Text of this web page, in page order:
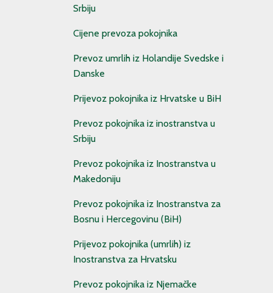
Srbiju
Cijene prevoza pokojnika
Prevoz umrlih iz Holandije Svedske i
Danske
Prijevoz pokojnika iz Hrvatske u BiH
Prevoz pokojnika iz inostranstva u
Srbiju
Prevoz pokojnika iz Inostranstva u
Makedoniju
Prevoz pokojnika iz Inostranstva za
Bosnu i Hercegovinu (BiH)
Prijevoz pokojnika (umrlih) iz
Inostranstva za Hrvatsku
Prevoz pokojnika iz Njemačke